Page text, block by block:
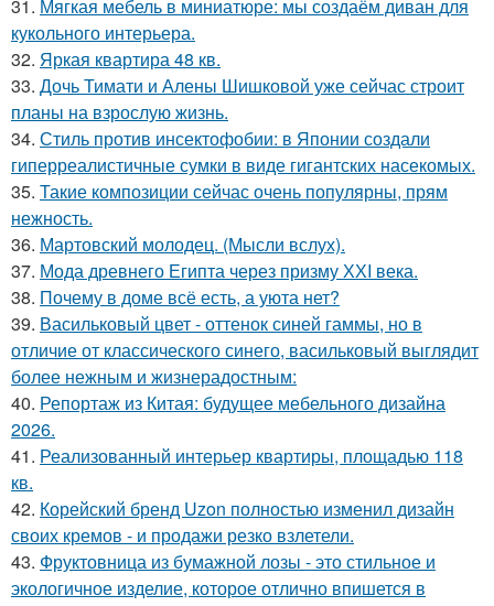
31. Мягкая мебель в миниатюре: мы создаём диван для
кукольного интерьера.
32. Яркая квартира 48 кв.
33. Дочь Тимати и Алены Шишковой уже сейчас строит
планы на взрослую жизнь.
34. Стиль против инсектофобии: в Японии создали
гиперреалистичные сумки в виде гигантских насекомых.
35. Такие композиции сейчас очень популярны, прям
нежность.
36. Мартовский молодец. (Мысли вслух).
37. Мода древнего Египта через призму ХХI века.
38. Почему в доме всё есть, а уюта нет?
39. Васильковый цвет - оттенок синей гаммы, но в
отличие от классического синего, васильковый выглядит
более нежным и жизнерадостным:
40. Репортаж из Китая: будущее мебельного дизайна
2026.
41. Реализованный интерьер квартиры, площадью 118
кв.
42. Корейский бренд Uzon полностью изменил дизайн
своих кремов - и продажи резко взлетели.
43. Фруктовница из бумажной лозы - это стильное и
экологичное изделие, которое отлично впишется в